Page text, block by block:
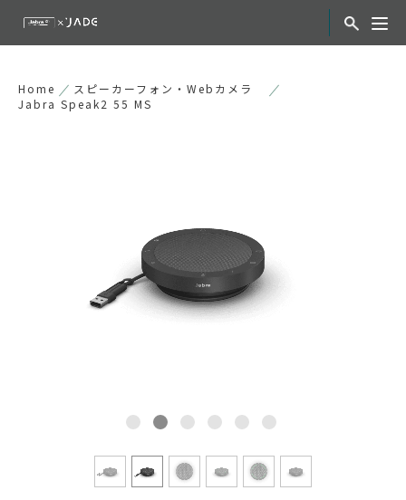
Home
スピーカーフォン・Webカメラ
Jabra Speak2 55 MS